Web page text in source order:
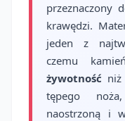
przeznaczony
krawędzi.
jeden z
czemu
żywotność
tępego
naostrzoną i